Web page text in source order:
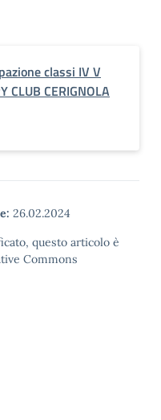
classi IV V
CLUB CERIGNOLA
26.02.2024
questo articolo è
Commons